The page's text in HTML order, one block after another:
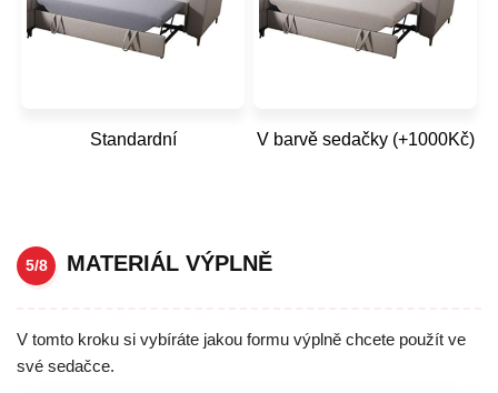
Standardní V barvě sedačky (+1000Kč)
5/8 MATERIÁL VÝPLNĚ
V tomto kroku si vybíráte jakou formu výplně chcete použít ve
své sedačce.